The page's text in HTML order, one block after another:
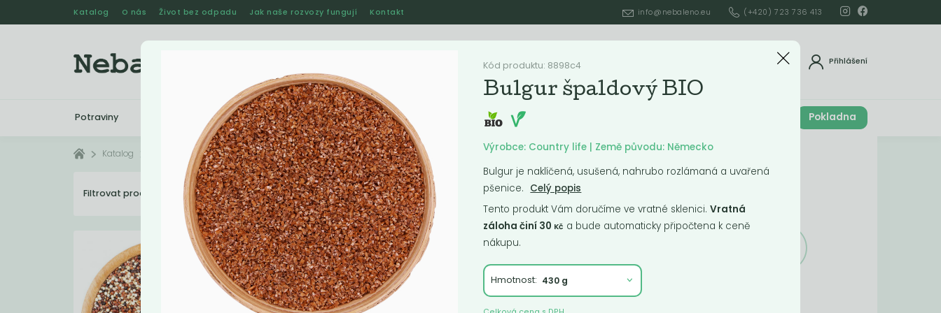
Katalog O nás Život bez odpadu Jak naše rozvozy fungují Kontakt info@nebaleno.eu (+420) 723 736 413
Přihlášení
Potraviny Kosmetika Ostatní Jak naše rozvozy fungují Pokladna
Katalog Obiloviny
Filtrovat produkty 12 Doporučené Nejlevnější Nejdražší Nejprodávanější
Kód produktu: 8898c4
Bulgur špaldový BIO
Výrobce: Country life | Země původu: Německo
Bulgur je naklíčená, usušená, nahrubo rozlámaná a uvařená
pšenice. Celý popis
Tento produkt Vám doručíme ve vratné sklenici. Vratná
záloha činí 30 Kč a bude automaticky připočtena k ceně
nákupu.
Hmotnost: